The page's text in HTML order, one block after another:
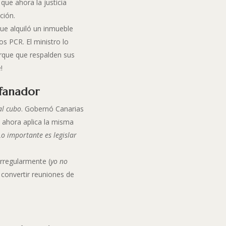
ahora la justicia
alquiló un inmueble
PCR. El ministro lo
que respalden sus
cubo. Gobernó Canarias
aplica la misma
importante es legislar
(yo no
reuniones de